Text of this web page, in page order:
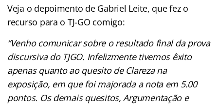
Veja o depoimento de Gabriel Leite, que fez o
recurso para o TJ-GO comigo:
“Venho comunicar sobre o resultado final da prova
discursiva do TJGO. Infelizmente tivemos êxito
apenas quanto ao quesito de Clareza na
exposição, em que foi majorada a nota em 5.00
pontos. Os demais quesitos, Argumentação e